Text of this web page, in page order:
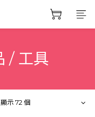
/ 工具
示 72 個